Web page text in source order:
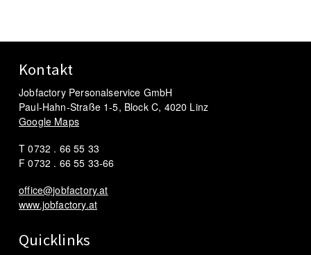
Kontakt
Jobfactory Personalservice GmbH
Paul-Hahn-Straße 1-5, Block C, 4020 Linz
Google Maps
T 0732 . 66 55 33
F 0732 . 66 55 33-66
office@jobfactory.at
www.jobfactory.at
Quicklinks